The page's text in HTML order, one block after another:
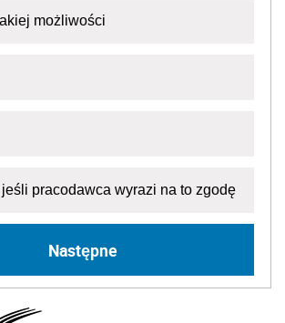
możliwości
pracodawca wyrazi na to zgodę
Następne